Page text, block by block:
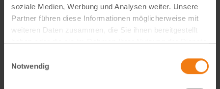
soziale Medien, Werbung und Analysen weiter. Unsere
Partner führen diese Informationen möglicherweise mit
weiteren Daten zusammen, die Sie ihnen bereitgestellt
haben oder die sie im Rahmen Ihrer Nutzung der Dienste
Notwendig
wunderbare Möglichkeit zur Entspannung – ein
Luxus, den man manchmal auch gerne alleine
genießt. Wenn man jedoch Teil einer Familie ist,
zur Ruhe zu kommen, bietet sich dann am Abend,
wenn die Kinder bereits im Bett sind, und man die